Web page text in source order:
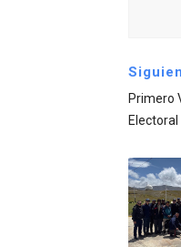
Primero
Electoral